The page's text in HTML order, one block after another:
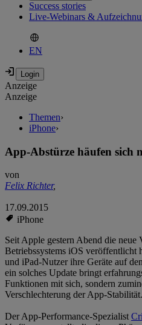
Success stories
Live-Webinars &
EN
Anzeige
Anzeige
Themen›
iPhone›
App-Abstürze häufen sich
von
Felix Richter,
17.09.2015
iPhone
Seit Apple gestern Abend die neue
Betriebssystems iOS veröffentlicht
und iPad-Nutzer ihre Geräte auf
ein solches Update bringt
Funktionen mit sich, sondern
Verschlechterung der App-Stabilität.
Der App-Performance-Spezialist